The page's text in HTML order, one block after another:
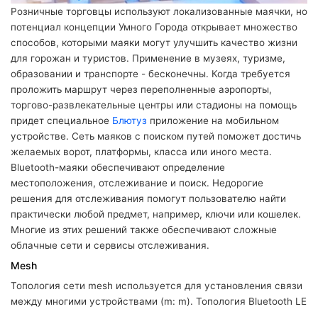
Розничные торговцы используют локализованные маячки, но
потенциал концепции Умного Города открывает множество
способов, которыми маяки могут улучшить качество жизни
для горожан и туристов. Применение в музеях, туризме,
образовании и транспорте - бесконечны. Когда требуется
проложить маршрут через переполненные аэропорты,
торгово-развлекательные центры или стадионы на помощь
придет специальное Блютуз приложение на мобильном
устройстве. Сеть маяков с поиском путей поможет достичь
желаемых ворот, платформы, класса или иного места.
Bluetooth-маяки обеспечивают определение
местоположения, отслеживание и поиск. Недорогие
решения для отслеживания помогут пользователю найти
практически любой предмет, например, ключи или кошелек.
Многие из этих решений также обеспечивают сложные
облачные сети и сервисы отслеживания.
Mesh
Топология сети mesh используется для установления связи
между многими устройствами (m: m). Топология Bluetooth LE